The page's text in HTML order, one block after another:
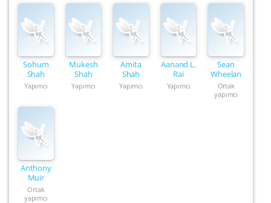
Sohum
Shah
Yapımcı
Mukesh
Shah
Yapımcı
Amita
Shah
Yapımcı
Aanand L.
Rai
Yapımcı
Sean
Wheelan
Ortak
yapımcı
Anthony
Muir
Ortak
yapımcı